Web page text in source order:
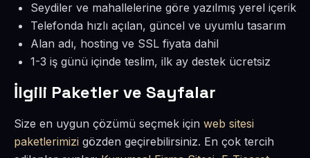
Seydiler ve mahallelerine göre yazılmış yerel içerik
Telefonda hızlı açılan, güncel ve uyumlu tasarım
Alan adı, hosting ve SSL fiyata dahil
1-3 iş günü içinde teslim, ilk ay destek ücretsiz
İlgili Paketler ve Sayfalar
Size en uygun çözümü seçmek için web sitesi
paketlerimizi gözden geçirebilirsiniz. En çok tercih